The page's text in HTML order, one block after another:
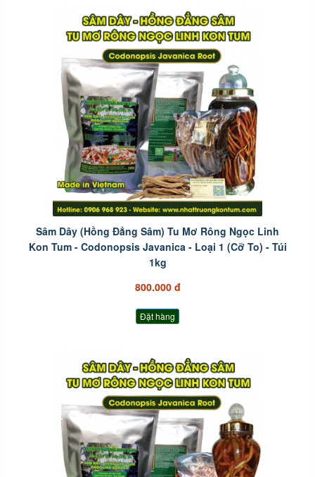
Sâm Dây (Hồng Đẳng Sâm) Tu Mơ Rông Ngọc Linh
Kon Tum - Codonopsis Javanica - Loại 1 (Cỡ To) - Túi
1kg
800.000 đ
Đặt hàng